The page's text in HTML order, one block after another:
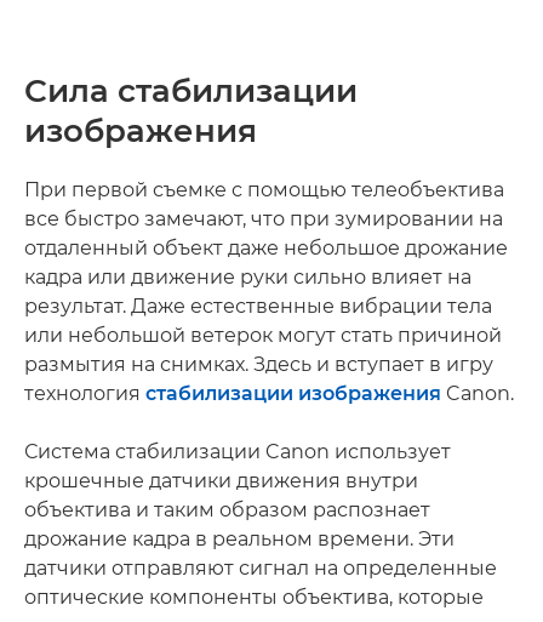
Сила стабилизации
изображения
При первой съемке с помощью телеобъектива
все быстро замечают, что при зумировании на
отдаленный объект даже небольшое дрожание
кадра или движение руки сильно влияет на
результат. Даже естественные вибрации тела
или небольшой ветерок могут стать причиной
размытия на снимках. Здесь и вступает в игру
технология стабилизации изображения Canon.
Система стабилизации Canon использует
крошечные датчики движения внутри
объектива и таким образом распознает
дрожание кадра в реальном времени. Эти
датчики отправляют сигнал на определенные
оптические компоненты объектива, которые